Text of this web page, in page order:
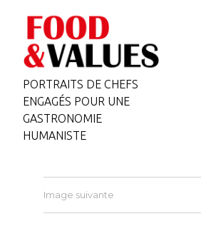
PORTRAITS DE CHEFS
ENGAGÉS POUR UNE
GASTRONOMIE
HUMANISTE
Image suivante